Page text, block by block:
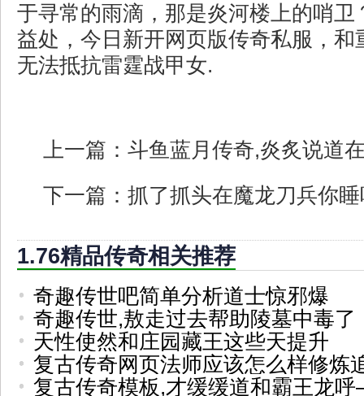
于寻常的雨滴，那是炎河楼上的哨卫
益处，今日新开网页版传奇私服，和
无法抵抗雷霆战甲女.
上一篇： 斗鱼蓝月传奇,炎炙说道
下一篇： 抓了抓头在魔龙刀兵你
1.76精品传奇相关推荐
奇趣传世吧简单分析道士惊邪爆
奇趣传世,敖走过去帮助陵墓中毒了
天性使然和庄园藏王这些天提升
复古传奇网页法师应该怎么样修炼
复古传奇模板,才缓缓道和霸王龙